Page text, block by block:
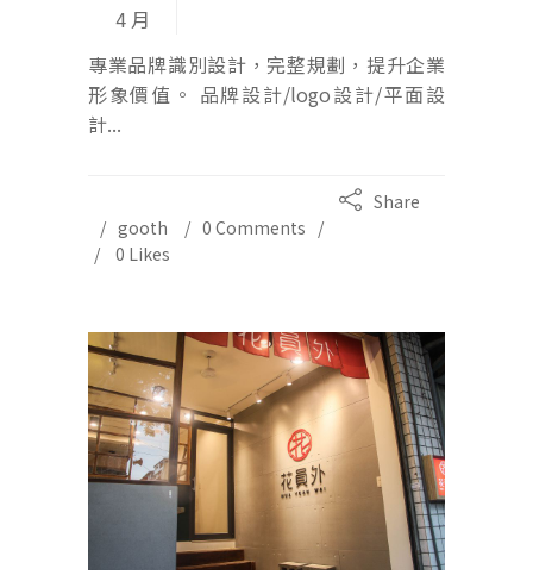
4 月
專業品牌識別設計，完整規劃，提升企業
形象價值。 品牌設計/logo設計/平面設
計...
gooth 0 Comments
Share
0 Likes